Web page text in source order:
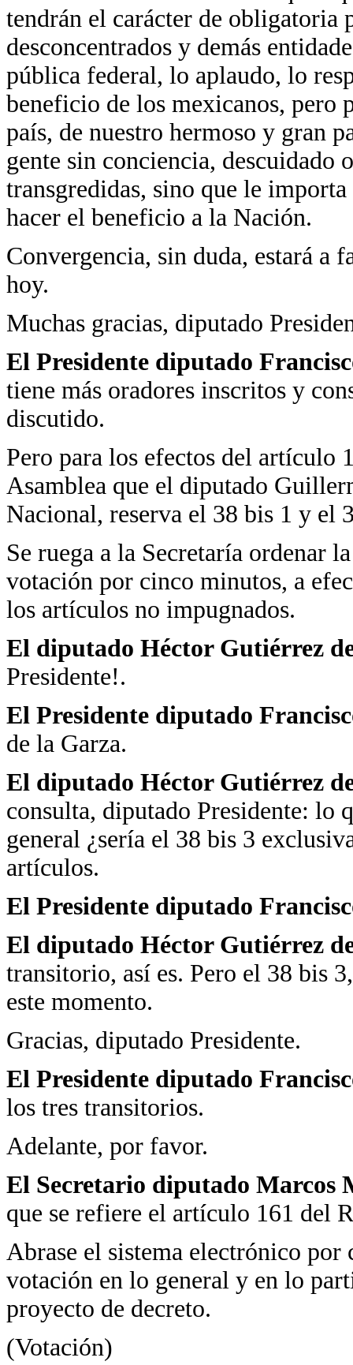
tendrán el carácter de obligatoria
desconcentrados y demás
pública federal, lo aplaudo, lo
beneficio de los mexicanos, pero
país, de nuestro hermoso y gran
gente sin conciencia, descuidado
transgredidas, sino que le
hacer el beneficio a la Nación.
Convergencia, sin duda, estará a
hoy.
Muchas gracias, diputado
El Presidente diputado
tiene más oradores inscritos y
discutido.
Pero para los efectos del artículo
Asamblea que el diputado
Nacional, reserva el 38 bis 1 y el
Se ruega a la Secretaría ordenar
votación por cinco minutos, a
los artículos no impugnados.
El diputado Héctor Gutiérrez
Presidente!.
El Presidente diputado
de la Garza.
El diputado Héctor Gutiérrez
consulta, diputado Presidente: lo
general ¿sería el 38 bis 3
artículos.
El Presidente diputado
El diputado Héctor Gutiérrez
transitorio, así es. Pero el 38 bis
este momento.
Gracias, diputado Presidente.
El Presidente diputado
los tres transitorios.
Adelante, por favor.
El Secretario diputado Marcos
que se refiere el artículo 161 del
Abrase el sistema electrónico
votación en lo general y en lo
proyecto de decreto.
(Votación)